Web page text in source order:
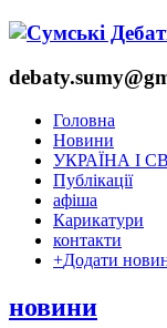
Головна
Новини
УКРАЇНА І
Публікації
афіша
Карикатури
контакти
+Додати
новини